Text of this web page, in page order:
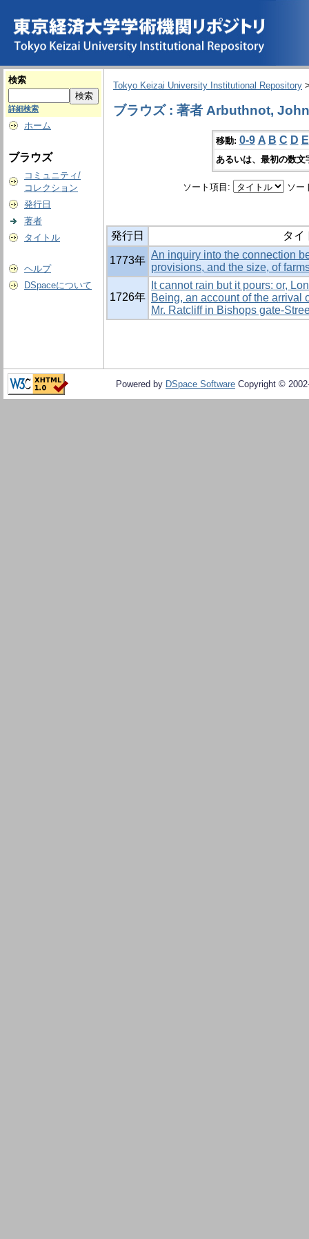
検索
詳細検索
ホーム
ブラウズ
コミュニティ/
コレクション
発行日
著者
タイトル
ヘルプ
DSpaceについて
Tokyo Keizai University Institutional Repository
ブラウズ : 著者 Arbuthnot,
移動: 0-9 A B C D E
あるいは、最初の数
ソート項目: ソー
発行日 タイ
1773年 An inquiry into the connection
provisions, and the size, of
1726年
It cannot rain but it pours: or,
Being, an account of the arrival
Mr. Ratcliff in Bishops gate-
Powered by DSpace Software Copyright ©